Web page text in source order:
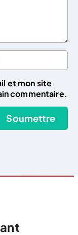
et mon site
commentaire.